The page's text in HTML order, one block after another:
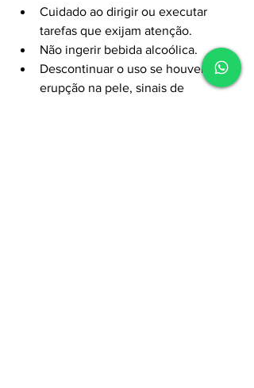
Cuidado ao dirigir ou executar
tarefas que exijam atenção.
Não ingerir bebida alcoólica.
Descontinuar o uso se houver
erupção na pele, sinais de